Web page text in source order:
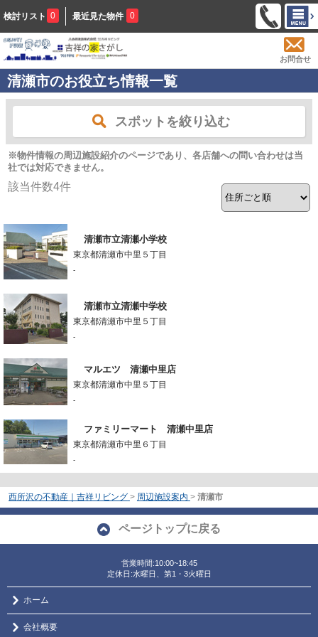
検討リスト 0 最近見た物件 0
お問合せ
清瀬市のお役立ち情報一覧
スポットを絞り込む
※物件情報の周辺施設紹介のページであり、各店舗への問い合わせは当
社では対応できません。
該当件数4件
清瀬市立清瀬小学校
東京都清瀬市中里５丁目
-
清瀬市立清瀬中学校
東京都清瀬市中里５丁目
-
マルエツ 清瀬中里店
東京都清瀬市中里５丁目
-
ファミリーマート 清瀬中里店
東京都清瀬市中里６丁目
-
西所沢の不動産｜吉祥リビング > 周辺施設案内 > 清瀬市
ページトップに戻る
営業時間:10:00~18:45
定休日:水曜日、第1・3火曜日
ホーム
会社概要